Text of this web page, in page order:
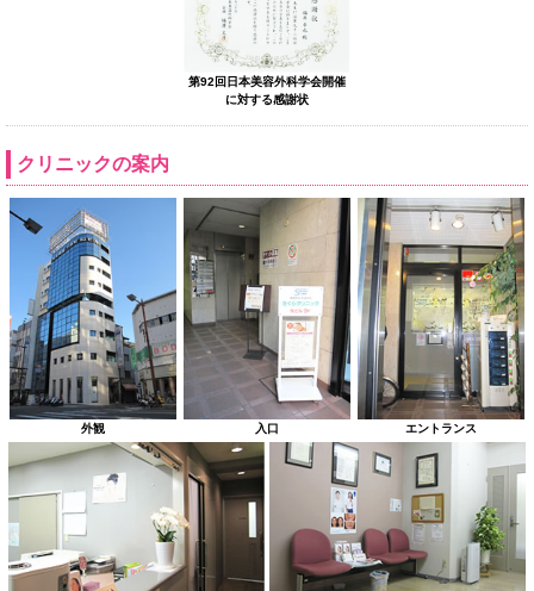
第92回日本美容外科学会開催
に対する感謝状
クリニックの案内
外観 入口 エントランス